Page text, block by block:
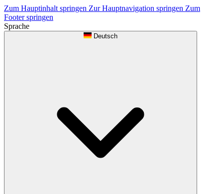
Zum Hauptinhalt springen Zur Hauptnavigation springen Zum
Footer springen
Sprache
Deutsch